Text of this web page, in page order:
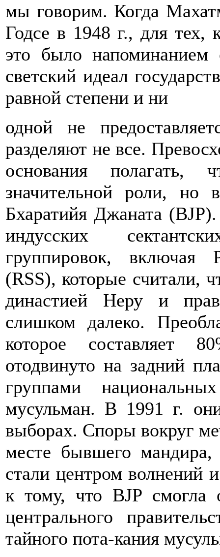
мы говорим. Когда
Годсе в 1948 г., для тех,
это было
светский идеал
равной степени и ни
одной не
разделяют не все.
основания полагать,
значительной роли, но
Бхаратийя Джаната
индусских
группировок, включая
(RSS), которые считали,
династией Неру и
слишком далеко.
которое составляет
отодвинуто на задний
группами
мусульман. В 1991 г.
выборах. Споры вокруг
месте бывшего мандира,
стали центром волнений
к тому, что BJP смогла
центрального
тайного пота-кания